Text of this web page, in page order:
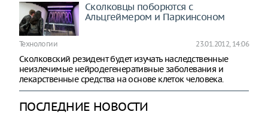
Сколковцы поборются с
Альцгеймером и Паркинсоном
Технологии 23.01.2012, 14:06
Сколковский резидент будет изучать наследственные
неизлечимые нейродегенеративные заболевания и
лекарственные средства на основе клеток человека.
ПОСЛЕДНИЕ НОВОСТИ